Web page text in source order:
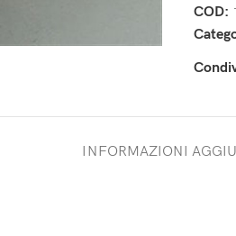
COD:
INFORMAZIONI